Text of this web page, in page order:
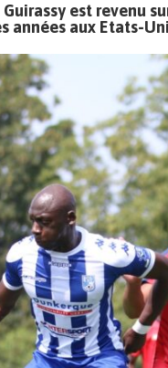
est revenu
années aux Etats-